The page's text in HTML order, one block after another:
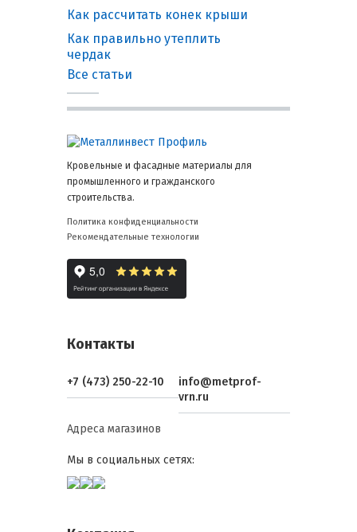
Как рассчитать конек крыши
Как правильно утеплить
чердак
Все статьи
Кровельные и фасадные материалы для
промышленного и гражданского
строительства.
Политика конфиденциальности
Рекомендательные технологии
Контакты
+7 (473) 250-22-10
info@metprof-
vrn.ru
Адреса магазинов
Мы в социальных сетях: